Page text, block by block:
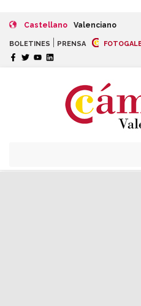
Castellano Valenciano
BOLETINES PRENSA